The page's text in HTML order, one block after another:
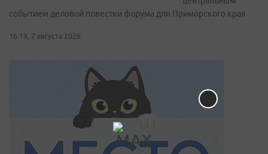
событием деловой повестки форума для Приморского края
16:19, 7 августа 2026